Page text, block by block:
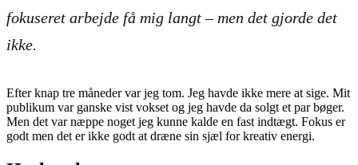
fokuseret arbejde få mig langt – men det gjorde det
ikke.
Efter knap tre måneder var jeg tom. Jeg havde ikke mere at sige. Mit
publikum var ganske vist vokset og jeg havde da solgt et par bøger.
Men det var næppe noget jeg kunne kalde en fast indtægt. Fokus er
godt men det er ikke godt at dræne sin sjæl for kreativ energi.